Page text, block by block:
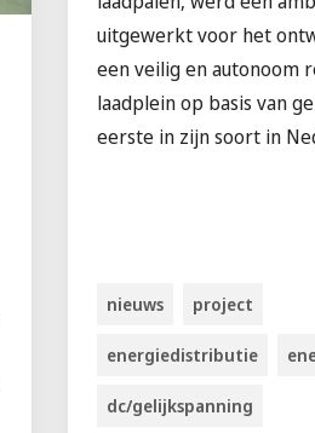
uitgewerkt voor het
een veilig en autonoom
laadplein op basis van
eerste in zijn soort in
nieuws project
energiedistributie
dc/gelijkspanning